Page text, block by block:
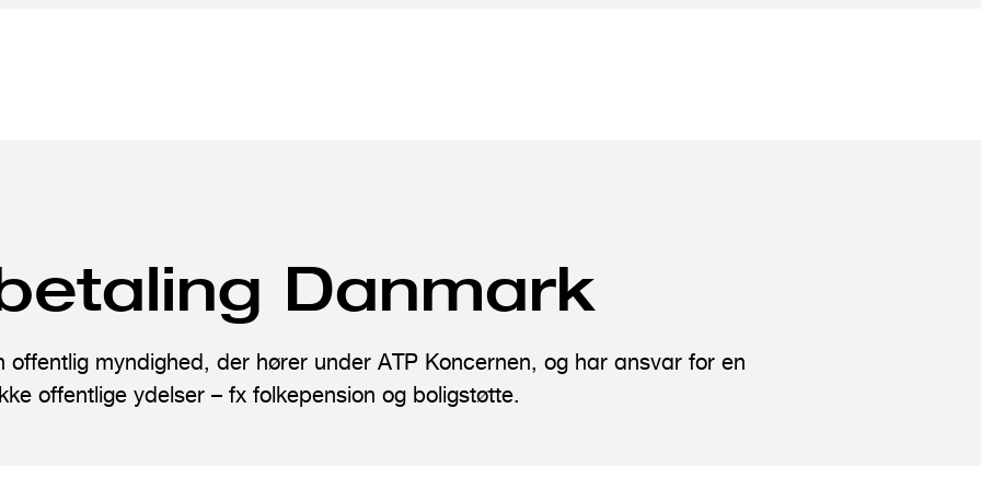
Danmark
offentlig myndighed, der hører under ATP Koncernen, og har ansvar for en
offentlige ydelser – fx folkepension og boligstøtte.